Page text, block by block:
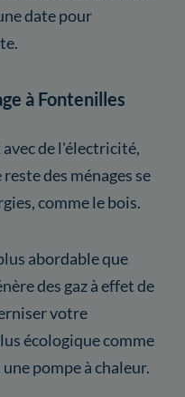
date pour
à Fontenilles
de l'électricité,
des ménages se
comme le bois.
abordable que
des gaz à effet de
votre
écologique comme
pompe à chaleur.